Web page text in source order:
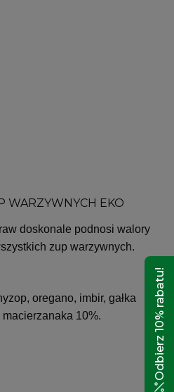
WARZYWNYCH EKO
doskonale podnosi walory
zup warzywnych.
oregano, imbir, gałka
macierzanaka 10%.
Odbierz 10% rabatu!